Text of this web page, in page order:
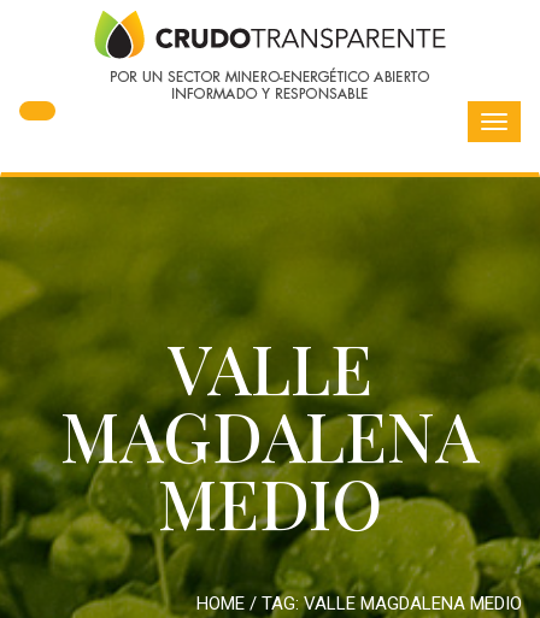
VALLE
MAGDALENA
MEDIO
HOME / TAG: VALLE MAGDALENA MEDIO